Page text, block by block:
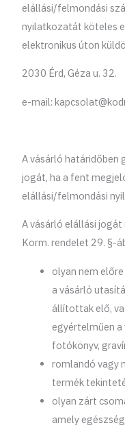
elállási/felmondási
nyilatkozatát köteles
elektronikus úton
2030 Érd, Géza u. 32.
e-mail:
A vásárló
jogát, ha a fent
elállási/felmondási
A vásárló elállási
Korm. rendelet 29. §-
olyan nem
a vásárló
állítottak elő,
egyértelműen a
fotókönyv,
romlandó vagy
termék
olyan zárt
amely